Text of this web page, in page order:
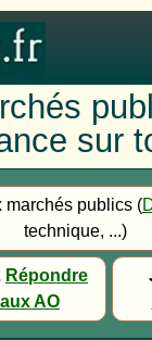
sur
marchés publics (
technique, ...)
Répondre
aux AO